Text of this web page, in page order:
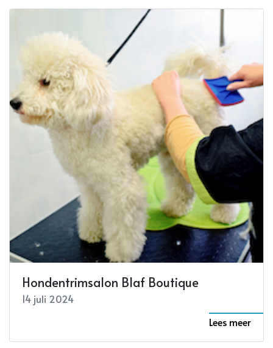
Hondentrimsalon Blaf Boutique
14 juli 2024
Lees meer